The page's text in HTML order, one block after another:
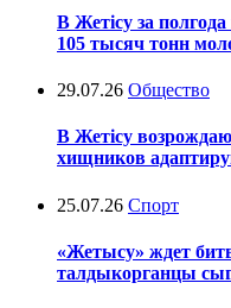
В Жетісу за
105 тысяч тонн
29.07.26 Общество
В Жетісу
хищников
25.07.26 Спорт
«Жетысу» ждет
талдыкорганцы